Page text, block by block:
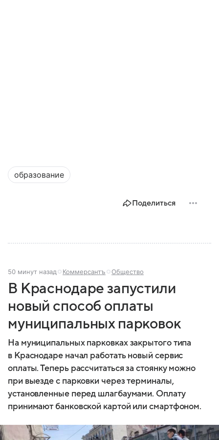
образование
Поделиться
50 минут назад Коммерсантъ Общество
В Краснодаре запустили
новый способ оплаты
муниципальных парковок
На муниципальных парковках закрытого типа
в Краснодаре начал работать новый сервис
оплаты. Теперь рассчитаться за стоянку можно
при выезде с парковки через терминалы,
установленные перед шлагбаумами. Оплату
принимают банковской картой или смартфоном.